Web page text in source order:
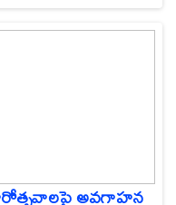
వారోత్సవాలపై అవగాహన